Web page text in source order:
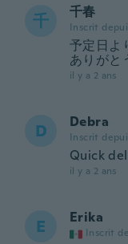
千 千春
Inscrit
予定日よ
ありがと
il y a 2 ans
D Debra
Inscrit
Quick
il y a 2 ans
E Erika
Inscrit